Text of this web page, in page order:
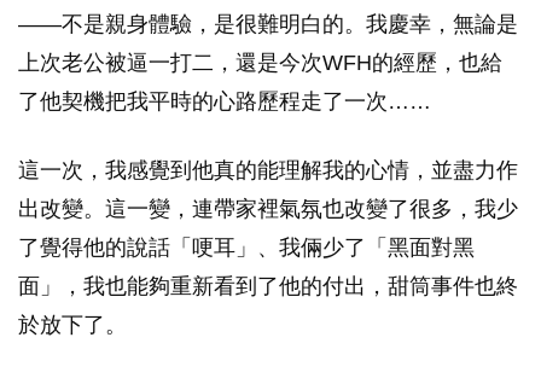
——不是親身體驗，是很難明白的。我慶幸，無論是
上次老公被逼一打二，還是今次WFH的經歷，也給
了他契機把我平時的心路歷程走了一次……
這一次，我感覺到他真的能理解我的心情，並盡力作
出改變。這一變，連帶家裡氣氛也改變了很多，我少
了覺得他的說話「哽耳」、我倆少了「黑面對黑
面」，我也能夠重新看到了他的付出，甜筒事件也終
於放下了。